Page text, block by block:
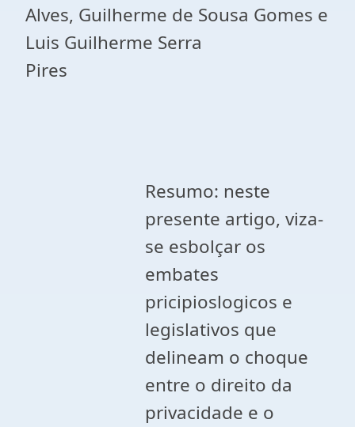
Alves, Guilherme de Sousa Gomes e
Luis Guilherme Serra
Pires
Resumo: neste
presente artigo, viza-
se esbolçar os
embates
pricipioslogicos e
legislativos que
delineam o choque
entre o direito da
privacidade e o